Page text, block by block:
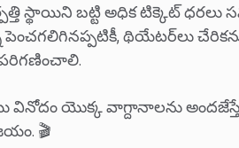
స్థాయిని బట్టి అధిక టిక్కెట్
థియేటర్‌లు
యొక్క వాగ్దానాలను అందజేస్తే,
🎬